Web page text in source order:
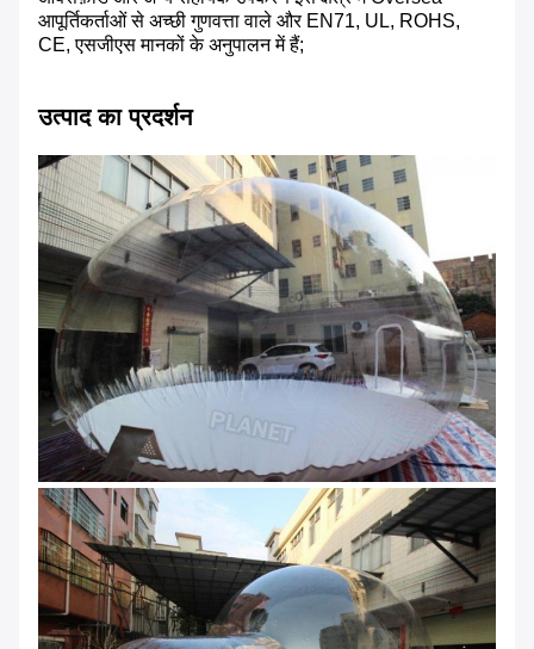
आपूर्तिकर्ताओं से अच्छी गुणवत्ता वाले और EN71, UL, ROHS,
CE, एसजीएस मानकों के अनुपालन में हैं;
उत्पाद का प्रदर्शन